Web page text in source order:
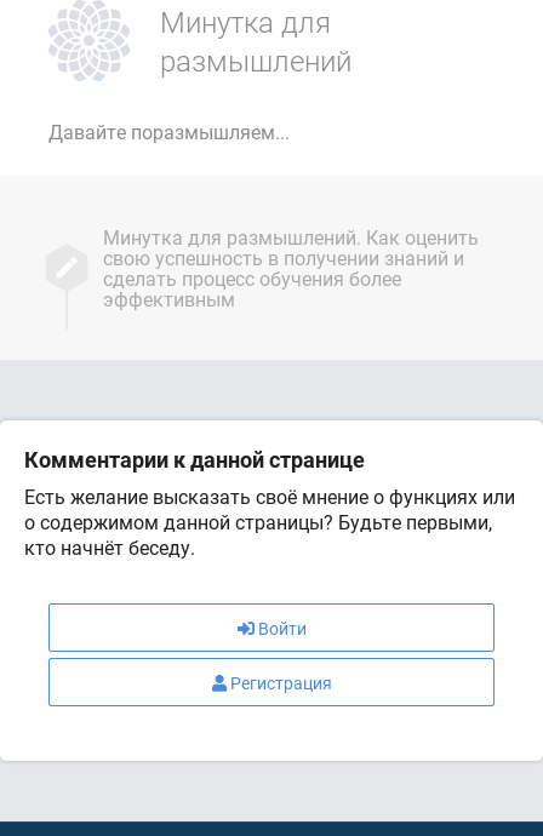
Минутка для
размышлений
Давайте поразмышляем...
Минутка для размышлений. Как оценить
свою успешность в получении знаний и
сделать процесс обучения более
эффективным
Комментарии к данной странице
Есть желание высказать своё мнение о функциях или
о содержимом данной страницы? Будьте первыми,
кто начнёт беседу.
Войти
Регистрация